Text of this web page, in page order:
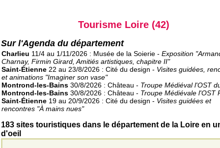
Tourisme Loire (42)
Sur l'Agenda du département
Charlieu 11/4 au 1/11/2026 : Musée de la Soierie - Exposition
Charnay, Firmin Girard, Amitiés artistiques, chapitre II"
Saint-Étienne 22 au 23/8/2026 : Cité du design - Visites guidées,
et animations "Imaginer son vase"
Montrond-les-Bains 30/8/2026 : Château - Troupe Médiéval l'OST
Montrond-les-Bains 30/8/2026 : Château - Troupe Médiévale l'OST
Saint-Étienne 19 au 20/9/2026 : Cité du design - Visites guidées et
rencontres "À mains nues"
183 sites touristiques dans le département de la Loire en
d'oeil